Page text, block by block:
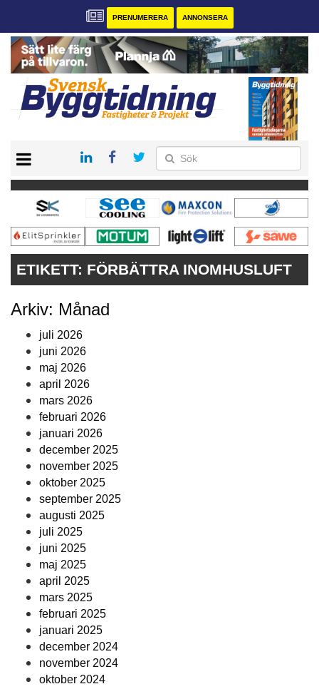
PRENUMERERA ANNONSERA
PRENUMERERA
VÅRA ANDRA MAGASIN
ANNONSERA
KONTAKT
ETIKETT: FÖRBÄTTRA INOMHUSLUFT
Arkiv: Månad
juli 2026
juni 2026
maj 2026
april 2026
mars 2026
februari 2026
januari 2026
december 2025
november 2025
oktober 2025
september 2025
augusti 2025
juli 2025
juni 2025
maj 2025
april 2025
mars 2025
februari 2025
januari 2025
december 2024
november 2024
oktober 2024